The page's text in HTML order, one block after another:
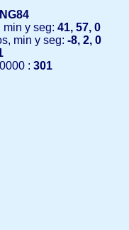
NG84
min y seg: 41, 57, 0
min y seg: -8, 2, 0
: 301